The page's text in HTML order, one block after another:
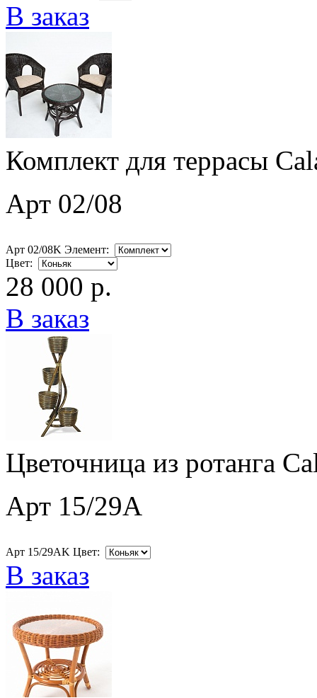
В заказ
Комплект для террасы
Арт 02/08
Арт 02/08K Элемент:
Цвет:
28 000 р.
В заказ
Цветочница из ротанга
Арт 15/29A
Арт 15/29AK Цвет:
В заказ